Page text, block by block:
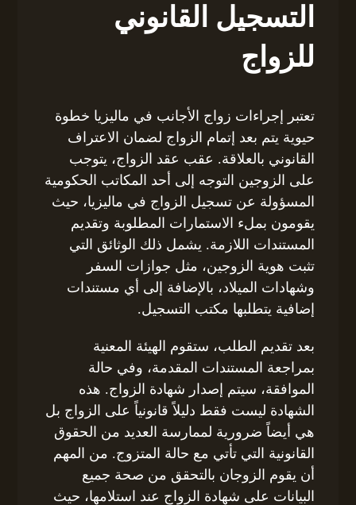
التسجيل القانوني
للزواج
تعتبر إجراءات زواج الأجانب في ماليزيا خطوة
حيوية يتم بعد إتمام الزواج لضمان الاعتراف
القانوني بالعلاقة. عقب عقد الزواج، يتوجب
على الزوجين التوجه إلى أحد المكاتب الحكومية
المسؤولة عن تسجيل الزواج في ماليزيا، حيث
يقومون بملء الاستمارات المطلوبة وتقديم
المستندات اللازمة. يشمل ذلك الوثائق التي
تثبت هوية الزوجين، مثل جوازات السفر
وشهادات الميلاد، بالإضافة إلى أي مستندات
إضافية يتطلبها مكتب التسجيل.
بعد تقديم الطلب، ستقوم الهيئة المعنية
بمراجعة المستندات المقدمة، وفي حالة
الموافقة، سيتم إصدار شهادة الزواج. هذه
الشهادة ليست فقط دليلاً قانونياً على الزواج بل
هي أيضاً ضرورية لممارسة العديد من الحقوق
القانونية التي تأتي مع حالة المتزوج. من المهم
أن يقوم الزوجان بالتحقق من صحة جميع
البيانات على شهادة الزواج عند استلامها، حيث